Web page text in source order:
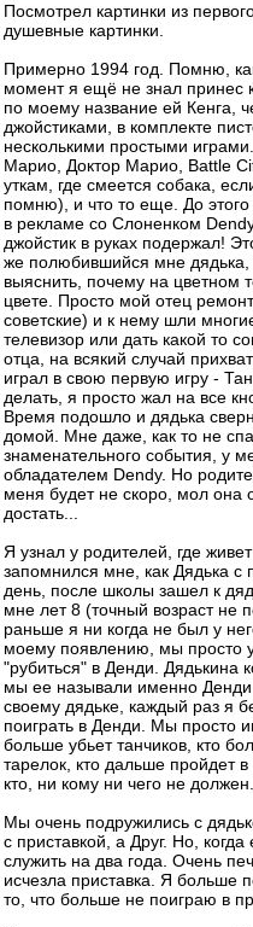
Посмотрел картинки из
душевные картинки.
Примерно 1994 год. Помню,
момент я ещё не знал принес
по моему название ей Кенга,
джойстиками, в комплекте
несколькими простыми
Марио, Доктор Марио, Battle
уткам, где смеется собака,
помню), и что то еще. До этого
в рекламе со Слоненком
джойстик в руках подержал!
же полюбившийся мне дядька,
выяснить, почему на цветном
цвете. Просто мой отец
советские) и к нему шли
телевизор или дать какой то
отца, на всякий случай
играл в свою первую игру -
делать, я просто жал на все
Время подошло и дядька
домой. Мне даже, как то не
знаменательного события, у
обладателем Dendy. Но
меня будет не скоро, мол она
достать...
Я узнал у родителей, где
запомнился мне, как Дядька
день, после школы зашел к
мне лет 8 (точный возраст не
раньше я ни когда не был у
моему появлению, мы просто
"рубиться" в Денди. Дядькина
мы ее называли именно
своему дядьке, каждый раз я
поиграть в Денди. Мы просто
больше убьет танчиков, кто
тарелок, кто дальше пройдет
кто, ни кому ни чего не должен.
Мы очень подружились с
с приставкой, а Друг. Но,
служить на два года. Очень
исчезла приставка. Я больше
то, что больше не поиграю в